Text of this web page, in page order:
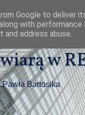
w
Bartosika
Google to deliver
with
address abuse.